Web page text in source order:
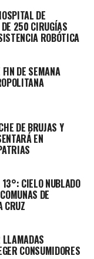
DE
250 CIRUGÍAS
ROBÓTICA
DE SEMANA
DE BRUJAS Y
EN
CIELO NUBLADO
DE
CRUZ
LLAMADAS
CONSUMIDORES